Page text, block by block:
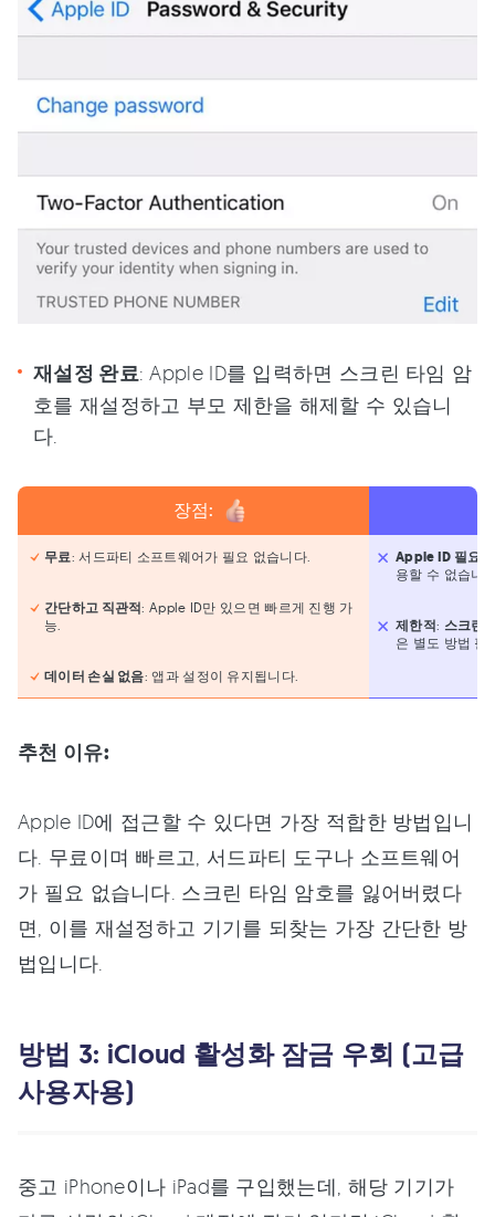
재설정 완료: Apple ID를 입력하면 스크린 타임 암
호를 재설정하고 부모 제한을 해제할 수 있습니
다.
장점:
무료: 서드파티 소프트웨어가 필요 없습니다.
간단하고 직관적: Apple ID만 있으면 빠르게 진행 가
능.
데이터 손실 없음: 앱과 설정이 유지됩니다.
Apple ID 필요
용할 수 없습니
제한적: 스크린
은 별도 방법 필
추천 이유:
Apple ID에 접근할 수 있다면 가장 적합한 방법입니
다. 무료이며 빠르고, 서드파티 도구나 소프트웨어
가 필요 없습니다. 스크린 타임 암호를 잃어버렸다
면, 이를 재설정하고 기기를 되찾는 가장 간단한 방
법입니다.
방법 3: iCloud 활성화 잠금 우회 (고급
사용자용)
중고 iPhone이나 iPad를 구입했는데, 해당 기기가